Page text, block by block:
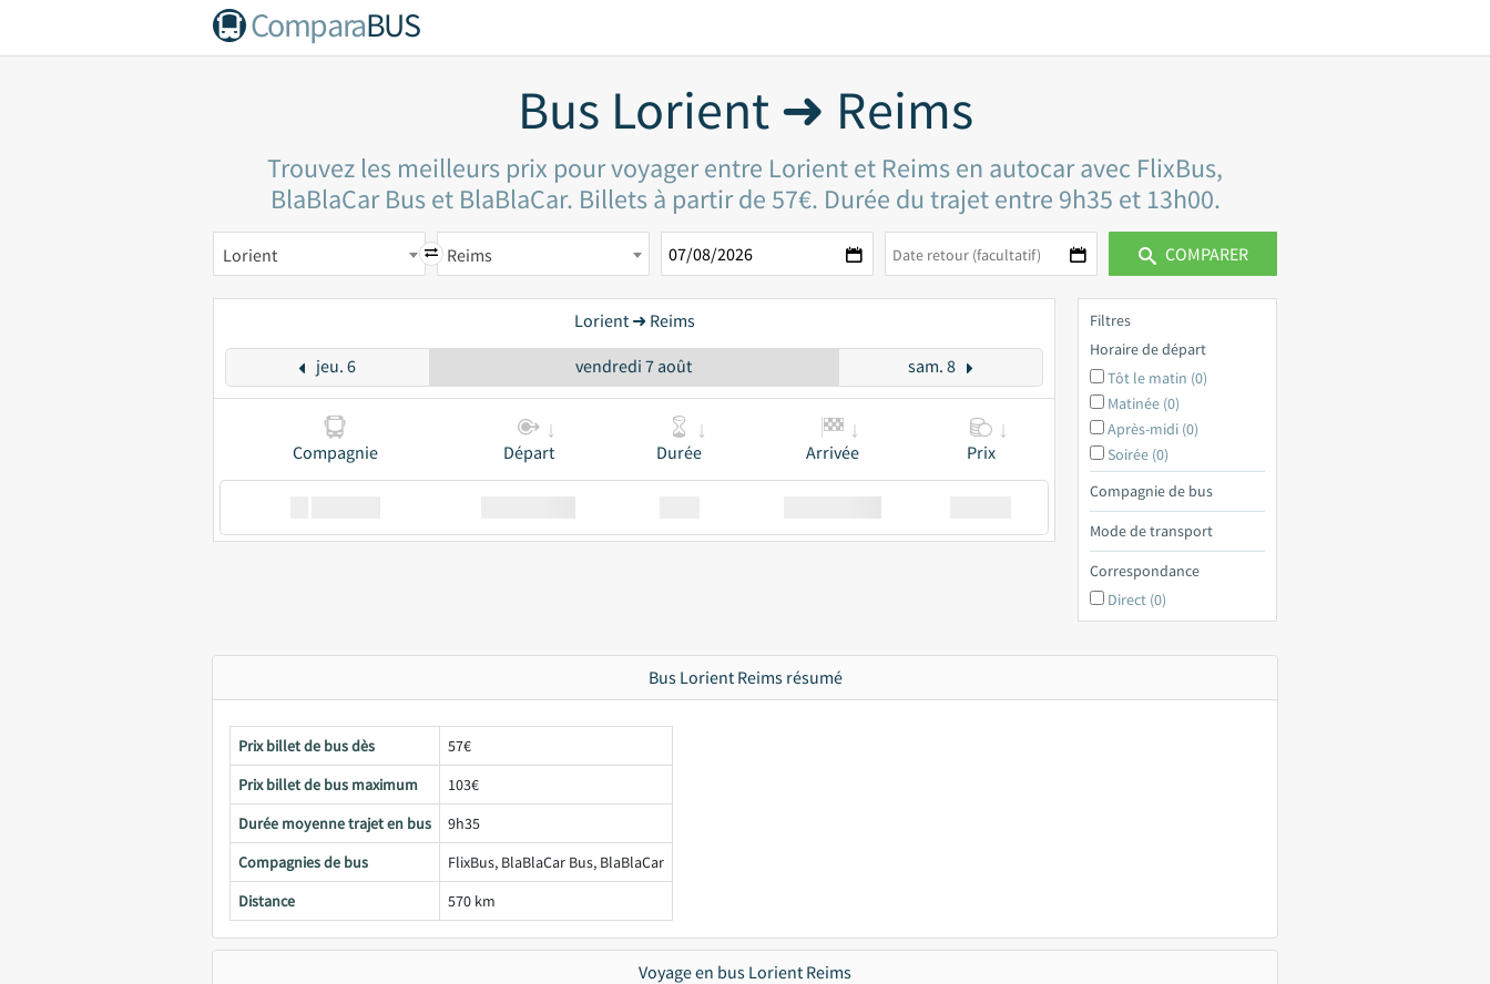
ComparaBUS
Bus Lorient ➜ Reims
Trouvez les meilleurs prix pour voyager entre Lorient et Reims en autocar avec FlixBus,
BlaBlaCar Bus et BlaBlaCar. Billets à partir de 57€. Durée du trajet entre 9h35 et 13h00.
Lorient Reims COMPARER
Lorient ➜ Reims
jeu. 6 vendredi 7 août sam. 8
Compagnie Départ Durée Arrivée Prix
Filtres
Horaire de départ
Tôt le matin (0)
Matinée (0)
Après-midi (0)
Soirée (0)
Compagnie de bus
Mode de transport
Correspondance
Direct (0)
Bus Lorient Reims résumé
Prix billet de bus dès
57€
Prix billet de bus maximum
103€
Durée moyenne trajet en bus
9h35
Compagnies de bus
FlixBus, BlaBlaCar Bus, BlaBlaCar
Distance
570 km
Voyage en bus Lorient Reims